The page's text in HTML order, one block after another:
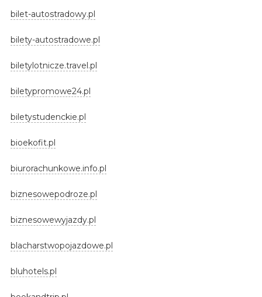
bilet-autostradowy.pl
bilety-autostradowe.pl
biletylotnicze.travel.pl
biletypromowe24.pl
biletystudenckie.pl
bioekofit.pl
biurorachunkowe.info.pl
biznesowepodroze.pl
biznesowewyjazdy.pl
blacharstwopojazdowe.pl
bluhotels.pl